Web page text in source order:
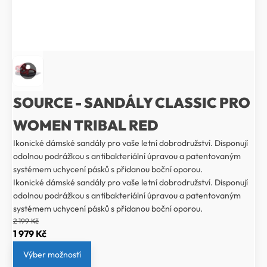
SOURCE - SANDÁLY CLASSIC PRO
WOMEN TRIBAL RED
Ikonické dámské sandály pro vaše letní dobrodružství. Disponují
odolnou podrážkou s antibakteriální úpravou a patentovaným
systémem uchycení pásků s přidanou boční oporou.
Ikonické dámské sandály pro vaše letní dobrodružství. Disponují
odolnou podrážkou s antibakteriální úpravou a patentovaným
systémem uchycení pásků s přidanou boční oporou.
2 199Kč
Původní
cena
byla:
1 979 KčAktuální
cena
Výber možností